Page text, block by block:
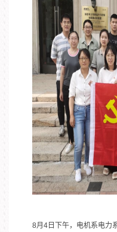
8月4日下午，电机系电力